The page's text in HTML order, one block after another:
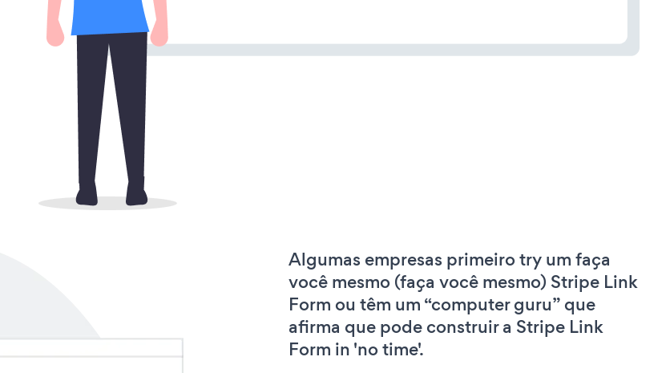
Algumas empresas primeiro try um faça
você mesmo (faça você mesmo) Stripe Link
Form ou têm um “computer guru” que
afirma que pode construir a Stripe Link
Form in 'no time'.